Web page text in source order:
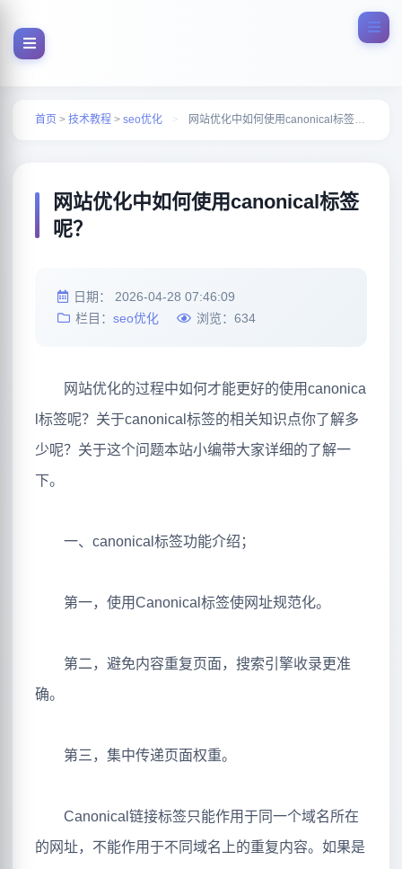
首页 > 技术教程 > seo优化 > 网站优化中如何使用canonical标签呢？
网站优化中如何使用canonical标签
呢？
日期： 2026-04-28 07:46:09
栏目： seo优化 浏览： 634
网站优化的过程中如何才能更好的使用canonica
l标签呢？关于canonical标签的相关知识点你了解多
少呢？关于这个问题本站小编带大家详细的了解一
下。
一、canonical标签功能介绍；
第一，使用Canonical标签使网址规范化。
第二，避免内容重复页面，搜索引擎收录更准
确。
第三，集中传递页面权重。
Canonical链接标签只能作用于同一个域名所在
的网址，不能作用于不同域名上的重复内容。如果是